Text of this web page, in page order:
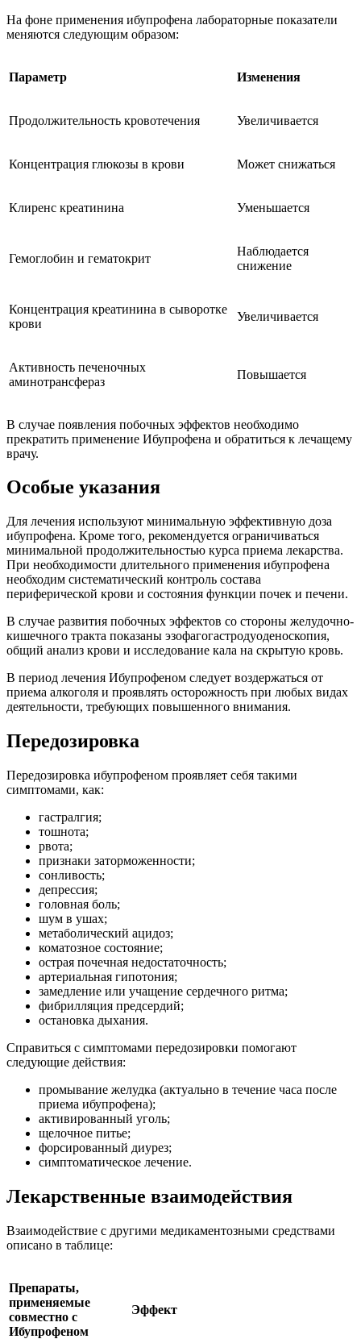
На фоне применения ибупрофена лабораторные показатели
меняются следующим образом:
Параметр Изменения
Продолжительность кровотечения Увеличивается
Концентрация глюкозы в крови Может снижаться
Клиренс креатинина Уменьшается
Гемоглобин и гематокрит
Наблюдается
снижение
Концентрация креатинина в сыворотке
крови
Увеличивается
Активность печеночных
аминотрансфераз
Повышается
В случае появления побочных эффектов необходимо
прекратить применение Ибупрофена и обратиться к лечащему
врачу.
Особые указания
Для лечения используют минимальную эффективную доза
ибупрофена. Кроме того, рекомендуется ограничиваться
минимальной продолжительностью курса приема лекарства.
При необходимости длительного применения ибупрофена
необходим систематический контроль состава
периферической крови и состояния функции почек и печени.
В случае развития побочных эффектов со стороны желудочно-
кишечного тракта показаны эзофагогастродуоденоскопия,
общий анализ крови и исследование кала на скрытую кровь.
В период лечения Ибупрофеном следует воздержаться от
приема алкоголя и проявлять осторожность при любых видах
деятельности, требующих повышенного внимания.
Передозировка
Передозировка ибупрофеном проявляет себя такими
симптомами, как:
гастралгия;
тошнота;
рвота;
признаки заторможенности;
сонливость;
депрессия;
головная боль;
шум в ушах;
метаболический ацидоз;
коматозное состояние;
острая почечная недостаточность;
артериальная гипотония;
замедление или учащение сердечного ритма;
фибрилляция предсердий;
остановка дыхания.
Справиться с симптомами передозировки помогают
следующие действия:
промывание желудка (актуально в течение часа после
приема ибупрофена);
активированный уголь;
щелочное питье;
форсированный диурез;
симптоматическое лечение.
Лекарственные взаимодействия
Взаимодействие с другими медикаментозными средствами
описано в таблице:
Препараты,
применяемые
совместно с
Ибупрофеном
Эффект